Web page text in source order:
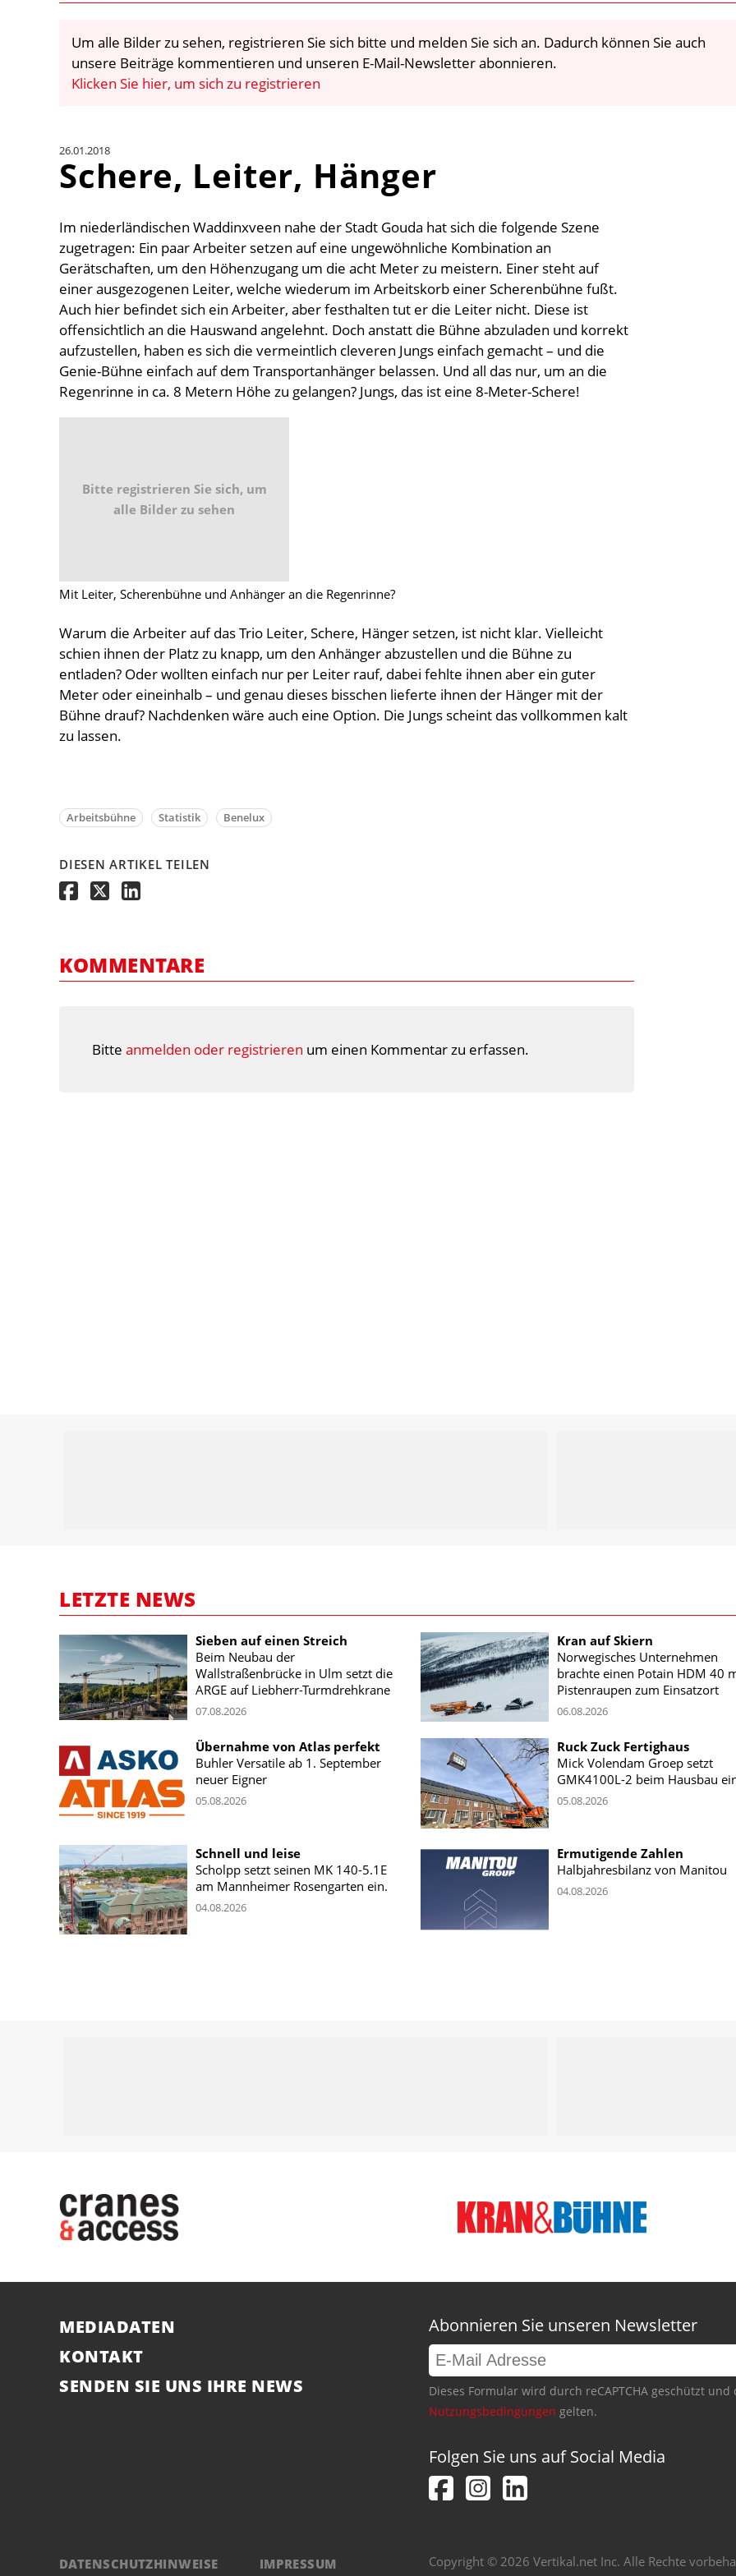
Um alle Bilder zu sehen, registrieren Sie sich bitte und melden Sie sich an. Dadurch können Sie auch
unsere Beiträge kommentieren und unseren E-Mail-Newsletter abonnieren.
Klicken Sie hier, um sich zu registrieren
26.01.2018
Schere, Leiter, Hänger
Im niederländischen Waddinxveen nahe der Stadt Gouda hat sich die folgende Szene
zugetragen: Ein paar Arbeiter setzen auf eine ungewöhnliche Kombination an
Gerätschaften, um den Höhenzugang um die acht Meter zu meistern. Einer steht auf
einer ausgezogenen Leiter, welche wiederum im Arbeitskorb einer Scherenbühne fußt.
Auch hier befindet sich ein Arbeiter, aber festhalten tut er die Leiter nicht. Diese ist
offensichtlich an die Hauswand angelehnt. Doch anstatt die Bühne abzuladen und korrekt
aufzustellen, haben es sich die vermeintlich cleveren Jungs einfach gemacht – und die
Genie-Bühne einfach auf dem Transportanhänger belassen. Und all das nur, um an die
Regenrinne in ca. 8 Metern Höhe zu gelangen? Jungs, das ist eine 8-Meter-Schere!
Bitte registrieren Sie sich, um
alle Bilder zu sehen
Mit Leiter, Scherenbühne und Anhänger an die Regenrinne?
Warum die Arbeiter auf das Trio Leiter, Schere, Hänger setzen, ist nicht klar. Vielleicht
schien ihnen der Platz zu knapp, um den Anhänger abzustellen und die Bühne zu
entladen? Oder wollten einfach nur per Leiter rauf, dabei fehlte ihnen aber ein guter
Meter oder eineinhalb – und genau dieses bisschen lieferte ihnen der Hänger mit der
Bühne drauf? Nachdenken wäre auch eine Option. Die Jungs scheint das vollkommen kalt
zu lassen.
Arbeitsbühne Statistik Benelux
DIESEN ARTIKEL TEILEN
KOMMENTARE
Bitte anmelden oder registrieren um einen Kommentar zu erfassen.
LETZTE NEWS
Sieben auf einen Streich
Beim Neubau der
Wallstraßenbrücke in Ulm setzt die
ARGE auf Liebherr-Turmdrehkrane
07.08.2026
Kran auf Skiern
Norwegisches Unternehmen
brachte einen Potain HDM 40
Pistenraupen zum Einsatzort
06.08.2026
Übernahme von Atlas perfekt
Buhler Versatile ab 1. September
neuer Eigner
05.08.2026
Ruck Zuck Fertighaus
Mick Volendam Groep setzt
GMK4100L-2 beim Hausbau
05.08.2026
Schnell und leise
Scholpp setzt seinen MK 140-5.1E
am Mannheimer Rosengarten ein.
04.08.2026
Ermutigende Zahlen
Halbjahresbilanz von Manitou
04.08.2026
MEDIADATEN
KONTAKT
SENDEN SIE UNS IHRE NEWS
Abonnieren Sie unseren Newsletter
Dieses Formular wird durch reCAPTCHA geschützt
Nutzungsbedingungen gelten.
Folgen Sie uns auf Social Media
DATENSCHUTZHINWEISE IMPRESSUM Copyright © 2026 Vertikal.net Inc. Alle Rechte